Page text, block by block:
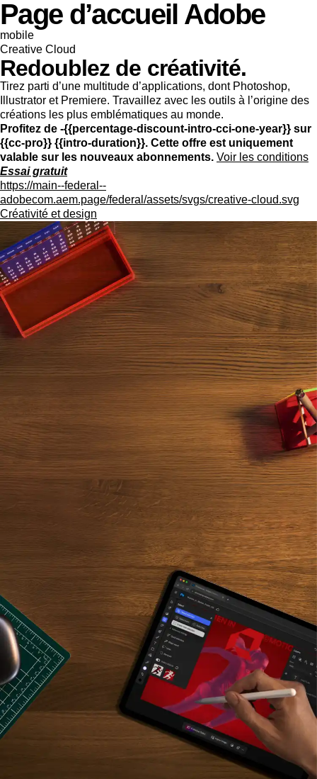
Page d’accueil Adobe
mobile
Creative Cloud
Redoublez de créativité.
Tirez parti d’une multitude d’applications, dont Photoshop,
Illustrator et Premiere. Travaillez avec les outils à l’origine des
créations les plus emblématiques au monde.
Profitez de -{{percentage-discount-intro-cci-one-year}} sur
{{cc-pro}} {{intro-duration}}. Cette offre est uniquement
valable sur les nouveaux abonnements. Voir les conditions
Essai gratuit
https://main--federal--
adobecom.aem.page/federal/assets/svgs/creative-cloud.svg
Créativité et design